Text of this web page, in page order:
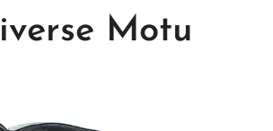
Motu